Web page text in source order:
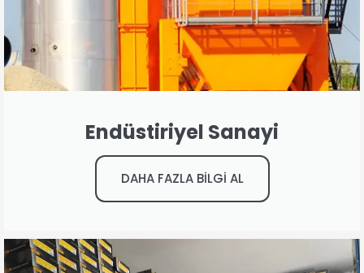
Endüstiriyel Sanayi
DAHA FAZLA BİLGİ AL